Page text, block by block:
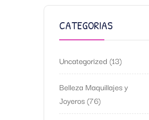
CATEGORIAS
Uncategorized 13
Belleza Maquillajes y
Joyeros 76